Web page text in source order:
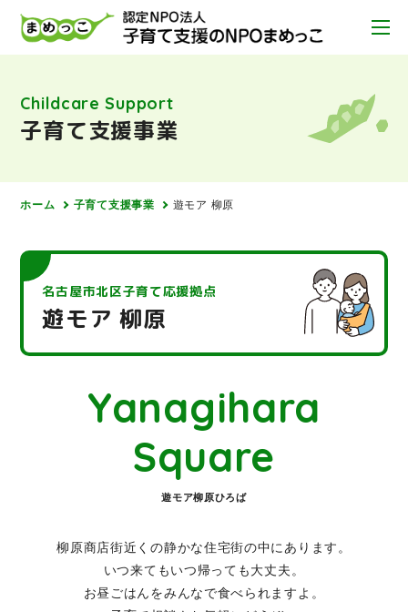
Childcare Support
子育て支援事業
ホーム 子育て支援事業 遊モア 柳原
名古屋市北区子育て応援拠点
遊モア 柳原
Yanagihara
Square
遊モア柳原ひろば
柳原商店街近くの静かな住宅街の中にあります。
いつ来てもいつ帰っても大丈夫。
お昼ごはんをみんなで食べられますよ。